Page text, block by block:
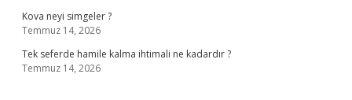
Kova neyi simgeler ?
Temmuz 14, 2026
Tek seferde hamile kalma ihtimali ne kadardır ?
Temmuz 14, 2026